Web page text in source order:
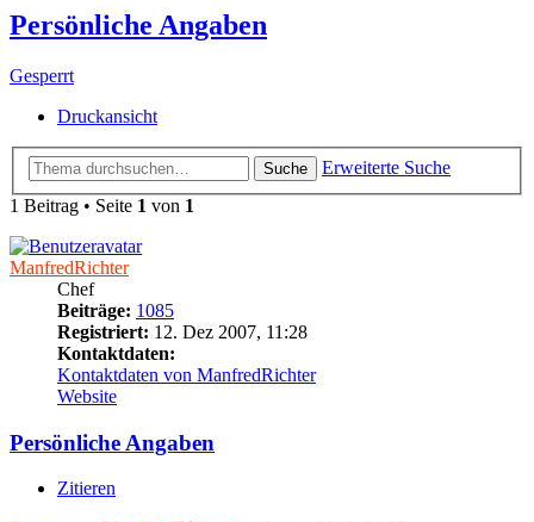
Persönliche Angaben
Gesperrt
Druckansicht
Suche
Erweiterte Suche
1 Beitrag • Seite 1 von 1
ManfredRichter
Chef
Beiträge: 1085
Registriert: 12. Dez 2007, 11:28
Kontaktdaten:
Kontaktdaten von ManfredRichter
Website
Persönliche Angaben
Zitieren